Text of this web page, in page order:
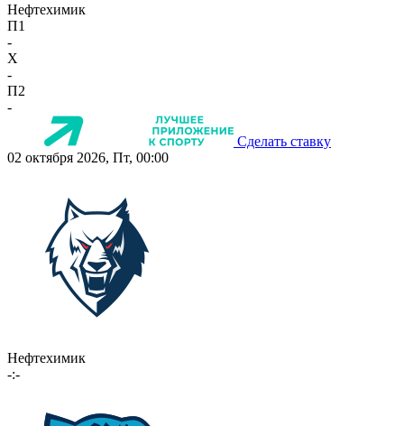
Нефтехимик
П1
-
X
-
П2
-
Сделать ставку
02 октября 2026, Пт, 00:00
Нефтехимик
-:-